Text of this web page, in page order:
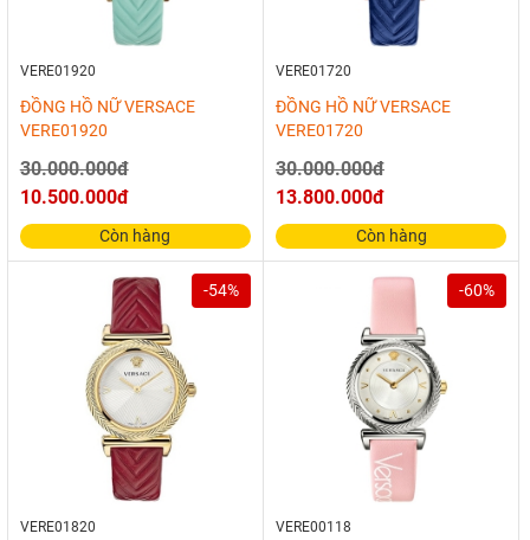
VERE01920
ĐỒNG HỒ NỮ VERSACE
VERE01920
30.000.000đ
10.500.000đ
Còn hàng
VERE01720
ĐỒNG HỒ NỮ VERSACE
VERE01720
30.000.000đ
13.800.000đ
Còn hàng
-54%
VERE01820
-60%
VERE00118